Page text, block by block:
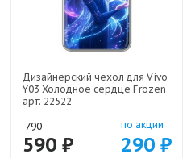
Дизайнерский чехол для Vivo
Y03 Холодное сердце Frozen
арт: 22522
790
590 ₽
по акции
290 ₽